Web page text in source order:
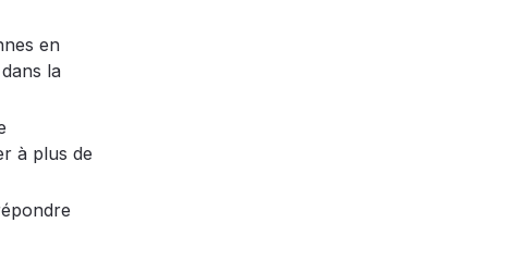
en
la
à plus de